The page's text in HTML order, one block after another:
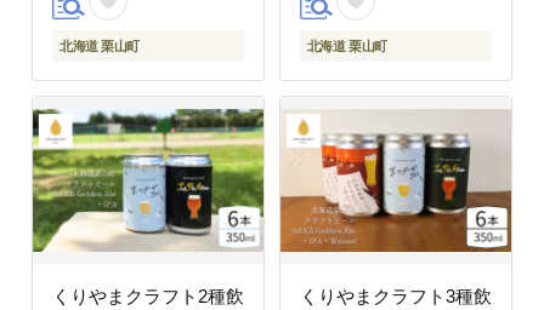
北海道 栗山町 北海道 栗山町
くりやまクラフト2種飲
くりやまクラフト3種飲